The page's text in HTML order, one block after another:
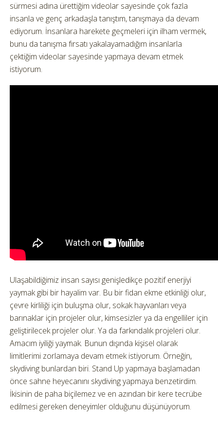
sürmesi adına ürettiğim videolar sayesinde çok fazla
insanla ve genç arkadaşla tanıştım, tanışmaya da devam
ediyorum. İnsanlara harekete geçmeleri için ilham vermek,
bunu da tanışma fırsatı yakalayamadığım insanlarla
çektiğim videolar sayesinde yapmaya devam etmek
istiyorum.
Ulaşabildiğimiz insan sayısı genişledikçe pozitif enerjiyi
yaymak gibi bir hayalim var. Bu bir fidan ekme etkinliği olur,
çevre kirliliği için buluşma olur, sokak hayvanları veya
barınaklar için projeler olur, kimsesizler ya da engelliler için
geliştirilecek projeler olur. Ya da farkındalık projeleri olur.
Amacım iyiliği yaymak. Bunun dışında kişisel olarak
limitlerimi zorlamaya devam etmek istiyorum. Örneğin,
skydiving bunlardan biri. Stand Up yapmaya başlamadan
önce sahne heyecanını skydiving yapmaya benzetirdim.
İkisinin de paha biçilemez ve en azından bir kere tecrübe
edilmesi gereken deneyimler olduğunu düşünüyorum.